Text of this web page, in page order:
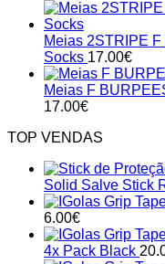
Meias 2STRIPE
Socks 17.00€
Meias F
17.00€
TOP VENDAS
Solid Salve Stick
6.00€
4x Pack Black